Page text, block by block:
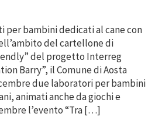
per bambini dedicati al cane con
del cartellone di
del progetto Interreg
Barry”, il Comune di Aosta
due laboratori per bambini
animati anche da giochi e
l’evento “Tra […]